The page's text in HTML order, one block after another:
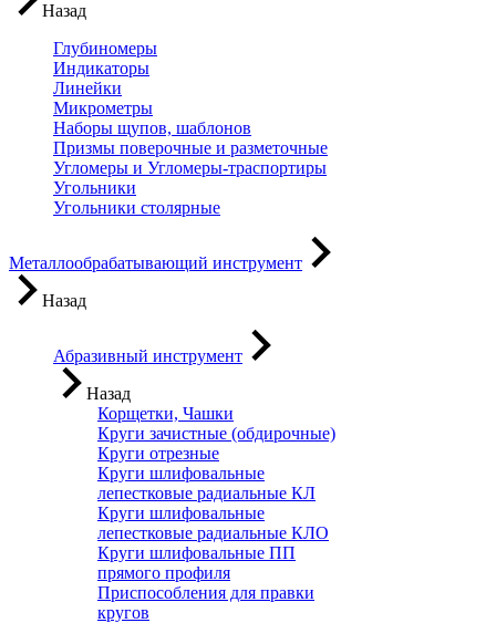
Назад
Глубиномеры
Индикаторы
Линейки
Микрометры
Наборы щупов, шаблонов
Призмы поверочные и разметочные
Угломеры и Угломеры-траспортиры
Угольники
Угольники столярные
Металлообрабатывающий инструмент
Назад
Абразивный инструмент
Назад
Корщетки, Чашки
Круги зачистные (обдирочные)
Круги отрезные
Круги шлифовальные
лепестковые радиальные КЛ
Круги шлифовальные
лепестковые радиальные КЛО
Круги шлифовальные ПП
прямого профиля
Приспособления для правки
кругов